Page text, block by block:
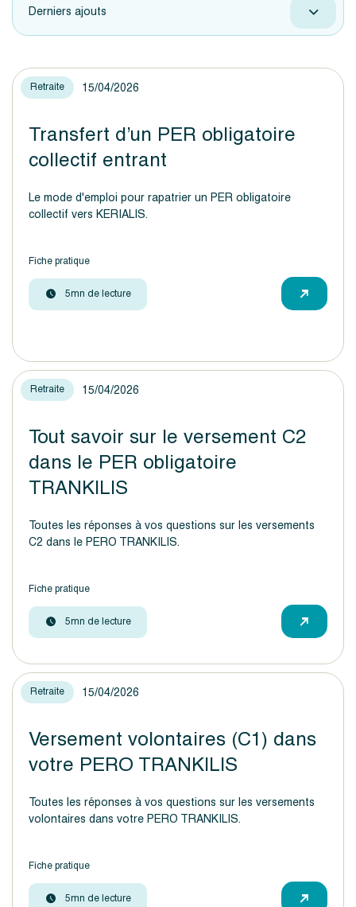
Derniers ajouts
Retraite 15/04/2026
Transfert d’un PER obligatoire
collectif entrant
Le mode d'emploi pour rapatrier un PER obligatoire
collectif vers KERIALIS.
Fiche pratique
5mn de lecture
Retraite 15/04/2026
Tout savoir sur le versement C2
dans le PER obligatoire
TRANKILIS
Toutes les réponses à vos questions sur les versements
C2 dans le PERO TRANKILIS.
Fiche pratique
5mn de lecture
Retraite 15/04/2026
Versement volontaires (C1) dans
votre PERO TRANKILIS
Toutes les réponses à vos questions sur les versements
volontaires dans votre PERO TRANKILIS.
Fiche pratique
5mn de lecture